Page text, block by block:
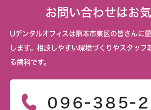
お問い合わせはお
Uデンタルオフィスは熊本市東区の皆さんに
します。相談しやすい環境づくりやスタッフ
る歯科です。